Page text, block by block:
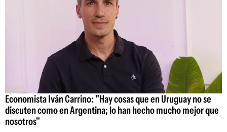
Economista Iván Carrino: "Hay cosas que en Uruguay no se
discuten como en Argentina; lo han hecho mucho mejor que
nosotros"